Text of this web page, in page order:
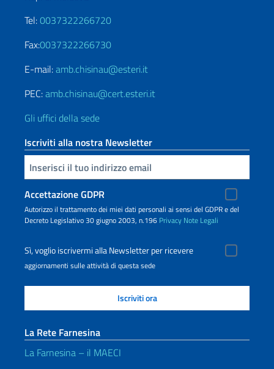
Tel:0037322266720
Fax:0037322266730
E-mail:amb.chisinau@esteri.it
PEC:amb.chisinau@cert.esteri.it
Gli uffici della sede
Iscriviti alla nostra Newsletter
Inserisci la tua email
Accettazione GDPR
Autorizzo il trattamento dei miei dati personali ai sensi del GDPR e del
Decreto Legislativo 30 giugno 2003, n.196 Privacy Note Legali
Sì, voglio iscrivermi alla Newsletter per ricevere
aggiornamenti sulle attività di questa sede
La Rete Farnesina
La Farnesina – il MAECI